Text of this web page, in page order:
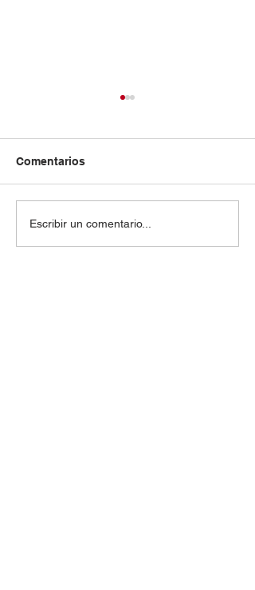
¡La innovación tiene
premio! La nueva Toyota
Comentarios
Escribir un comentario...